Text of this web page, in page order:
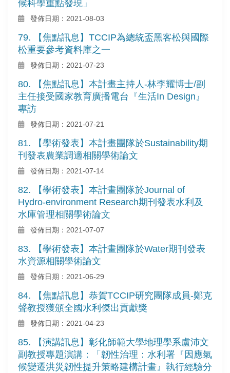
候科學重點發現」
發佈日期：2021-08-03
79. 【焦點訊息】TCCIP為總統盃黑客松與國際
松重要參考資料庫之一
發佈日期：2021-07-23
80. 【焦點訊息】本計畫主持人-林李耀博士/副
主任接受國家教育廣播電台『生活In Design』
專訪
發佈日期：2021-07-21
81. 【學術發表】本計畫團隊於Sustainability期
刊發表農業調適相關學術論文
發佈日期：2021-07-14
82. 【學術發表】本計畫團隊於Journal of
Hydro-environment Research期刊發表水利及
水庫管理相關學術論文
發佈日期：2021-07-07
83. 【學術發表】本計畫團隊於Water期刊發表
水資源相關學術論文
發佈日期：2021-06-29
84. 【焦點訊息】恭賀TCCIP研究團隊成員-鄭克
聲教授獲頒全國水利傑出貢獻獎
發佈日期：2021-04-23
85. 【演講訊息】彰化師範大學地理學系盧沛文
副教授專題演講：「韌性治理：水利署『因應氣
候變遷洪災韌性提升策略建構計畫』執行經驗分